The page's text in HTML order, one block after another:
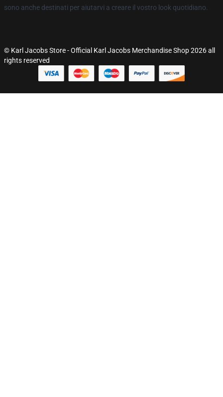
sono anche destinati per aiutarvi a creare il vostro look quotidiano.
© Karl Jacobs Store - Official Karl Jacobs Merchandise Shop 2026 all
rights reserved